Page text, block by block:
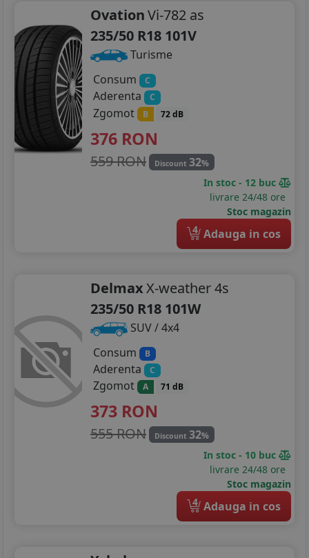
OvationVi-782 as
235/50 R18 101V
Turisme
Consum
C
Aderenta C
Zgomot B 72 dB
376 RON
559 RON Discount 32%
In stoc - 12 buc
livrare 24/48 ore
Stoc magazin
4 Adauga in cos
DelmaxX-weather 4s
235/50 R18 101W
SUV / 4x4
Consum
B
Aderenta C
Zgomot A 71 dB
373 RON
555 RON Discount 32%
In stoc - 10 buc
livrare 24/48 ore
Stoc magazin
4 Adauga in cos